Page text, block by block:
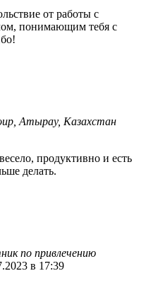
от работы с
понимающим тебя с
Атырау, Казахстан
продуктивно и есть
делать.
по привлечению
в 17:39